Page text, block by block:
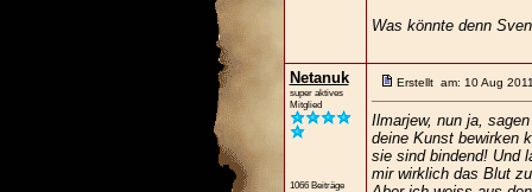
Was könnte denn
Netanuk
super aktives
Mitglied
1066 Beiträge
Erstellt am: 10 Aug
Ilmarjew, nun ja,
deine Kunst bewirken
sie sind bindend! Und
mir wirklich das Blut